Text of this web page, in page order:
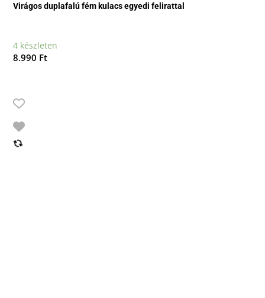
Virágos duplafalú fém kulacs egyedi felirattal
4 készleten
8.990 Ft